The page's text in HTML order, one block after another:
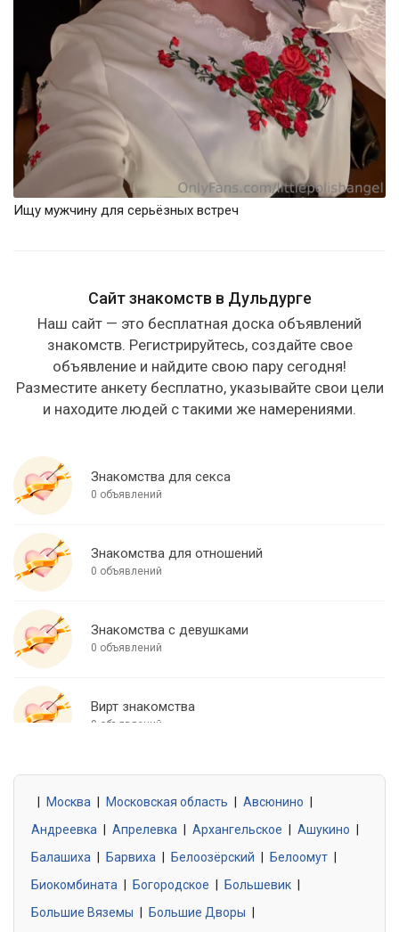
Ищу мужчину для серьёзных встреч
Сайт знакомств в Дульдурге
Наш сайт — это бесплатная доска объявлений
знакомств. Регистрируйтесь, создайте свое
объявление и найдите свою пару сегодня!
Разместите анкету бесплатно, указывайте свои цели
и находите людей с такими же намерениями.
Знакомства для секса
0 объявлений
Знакомства для отношений
0 объявлений
Знакомства с девушками
0 объявлений
Вирт знакомства
0 объявлений
0 объявлений
Знакомства без обязательств
0 объявлений
Москва Московская область Авсюнино
Андреевка
Апрелевка Архангельское Ашукино
Балашиха
Барвиха Белоозёрский Белоомут
Биокомбината
Богородское Большевик
Большие Вяземы
Большие Дворы